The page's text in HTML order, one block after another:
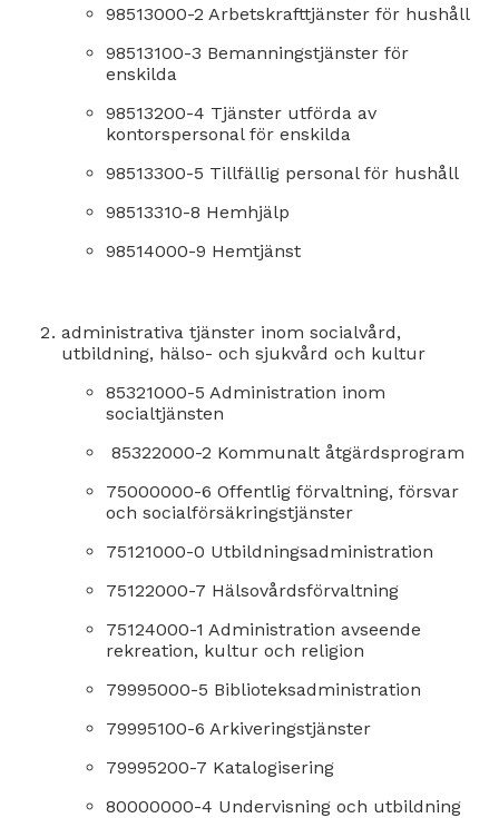
98513000-2 Arbetskrafttjänster för hushåll
98513100-3 Bemanningstjänster för
enskilda
98513200-4 Tjänster utförda av
kontorspersonal för enskilda
98513300-5 Tillfällig personal för hushåll
98513310-8 Hemhjälp
98514000-9 Hemtjänst
administrativa tjänster inom socialvård,
utbildning, hälso- och sjukvård och kultur
85321000-5 Administration inom
socialtjänsten
85322000-2 Kommunalt åtgärdsprogram
75000000-6 Offentlig förvaltning, försvar
och socialförsäkringstjänster
75121000-0 Utbildningsadministration
75122000-7 Hälsovårdsförvaltning
75124000-1 Administration avseende
rekreation, kultur och religion
79995000-5 Biblioteksadministration
79995100-6 Arkiveringstjänster
79995200-7 Katalogisering
80000000-4 Undervisning och utbildning